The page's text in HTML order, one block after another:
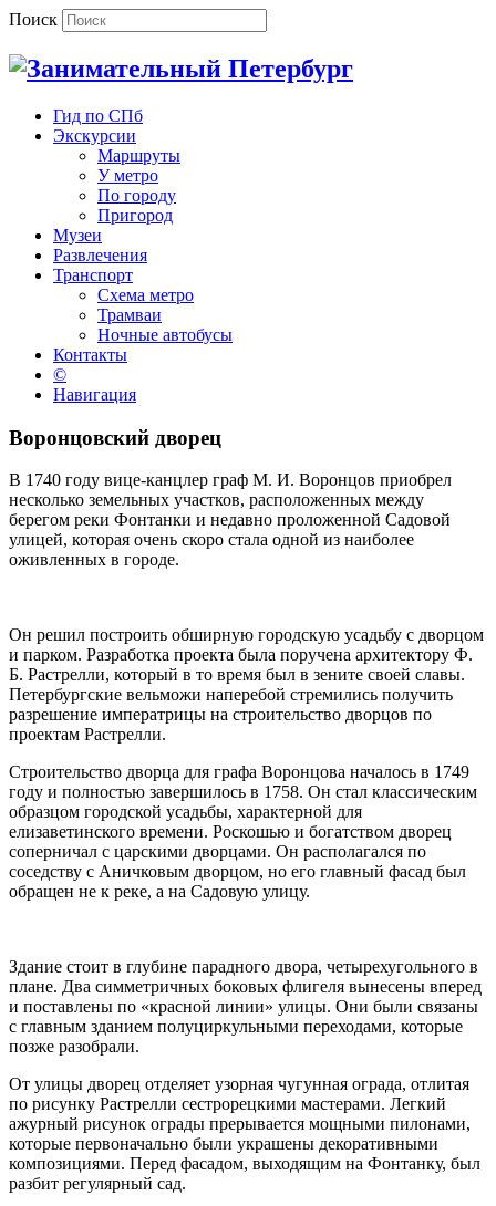
Поиск
Гид по СПб
Экскурсии
Маршруты
У метро
По городу
Пригород
Музеи
Развлечения
Транспорт
Схема метро
Трамваи
Ночные автобусы
Контакты
©
Навигация
Воронцовский дворец
В 1740 году вице-канцлер граф М. И. Воронцов приобрел
несколько земельных участков, расположенных между
берегом реки Фонтанки и недавно проложенной Садовой
улицей, которая очень скоро стала одной из наиболее
оживленных в городе.
Он решил построить обширную городскую усадьбу с дворцом
и парком. Разработка проекта была поручена архитектору Ф.
Б. Растрелли, который в то время был в зените своей славы.
Петербургские вельможи наперебой стремились получить
разрешение императрицы на строительство дворцов по
проектам Растрелли.
Строительство дворца для графа Воронцова началось в 1749
году и полностью завершилось в 1758. Он стал классическим
образцом городской усадьбы, характерной для
елизаветинского времени. Роскошью и богатством дворец
соперничал с царскими дворцами. Он располагался по
соседству с Аничковым дворцом, но его главный фасад был
обращен не к реке, а на Садовую улицу.
Здание стоит в глубине парадного двора, четырехугольного в
плане. Два симметричных боковых флигеля вынесены вперед
и поставлены по «красной линии» улицы. Они были связаны
с главным зданием полуциркульными переходами, которые
позже разобрали.
От улицы дворец отделяет узорная чугунная ограда, отлитая
по рисунку Растрелли сестрорецкими мастерами. Легкий
ажурный рисунок ограды прерывается мощными пилонами,
которые первоначально были украшены декоративными
композициями. Перед фасадом, выходящим на Фонтанку, был
разбит регулярный сад.